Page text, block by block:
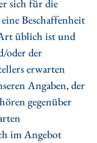
sich für die
Beschaffenheit
üblich ist und
oder der
erwarten
Angaben, der
gegenüber
im Angebot